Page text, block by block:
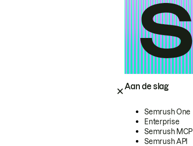
Aan de slag
Semrush One
Enterprise
Semrush MCP
Semrush API